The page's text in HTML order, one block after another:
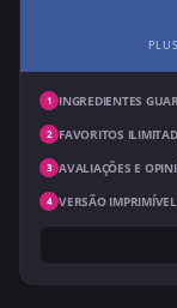
1 INGREDIENTES
2 FAVORITOS
3 AVALIAÇÕES E
4 VERSÃO IMPRIMÍVEL